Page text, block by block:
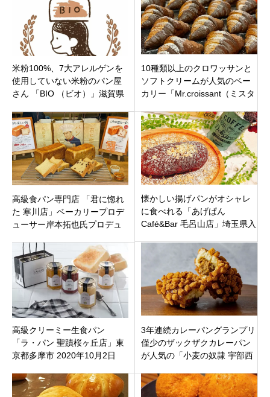
米粉100%、7大アレルゲンを
使用していない米粉のパン屋
さん 「BIO （ビオ）」滋賀県
オープン
10種類以上のクロワッサンと
ソフトクリームが人気のベー
カリー「Mr.croissant（ミスタ
区あいの里
高級食パン専門店 「君に惚れ
た 寒川店」ベーカリープロデ
ューサー岸本拓也氏プロデュ
28日（土）オープン
懐かしい揚げパンがオシャレ
に食べれる「あげぱん
Café&Bar 毛呂山店」埼玉県入
高級クリーミー生食パン
「ラ・パン 聖蹟桜ヶ丘店」東
京都多摩市 2020年10月2日
3年連続カレーパングランプリ
僅少のザックザクカレーパン
が人気の「小麦の奴隷 宇部西
プン！